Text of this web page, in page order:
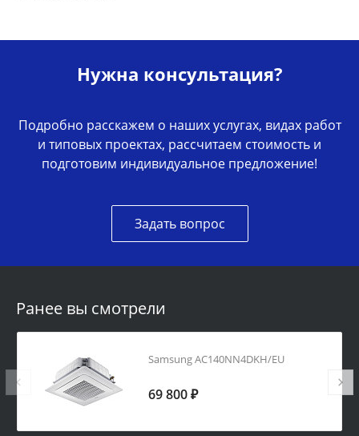
Нужна консультация?
Подробно расскажем о наших услугах, видах работ
и типовых проектах, рассчитаем стоимость и
подготовим индивидуальное предложение!
Задать вопрос
Ранее вы смотрели
Samsung AC140NN4DKH/EU
69 800 ₽